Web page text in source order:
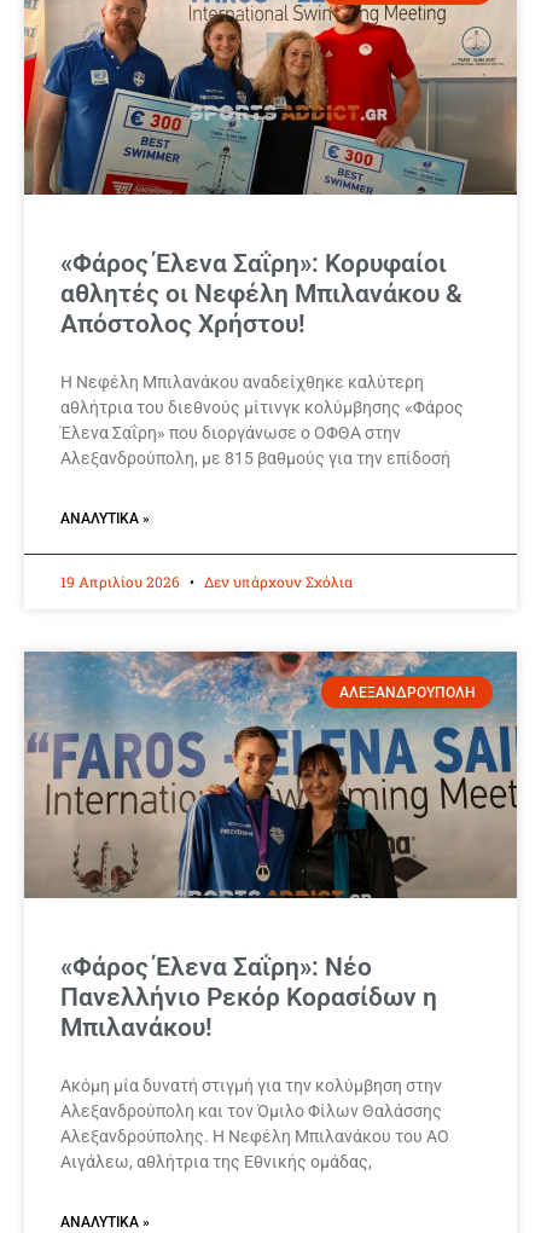
«Φάρος Έλενα Σαΐρη»: Κορυφαίοι
αθλητές οι Νεφέλη Μπιλανάκου &
Απόστολος Χρήστου!
Η Νεφέλη Μπιλανάκου αναδείχθηκε καλύτερη
αθλήτρια του διεθνούς μίτινγκ κολύμβησης «Φάρος
Έλενα Σαΐρη» που διοργάνωσε ο ΟΦΘΑ στην
Αλεξανδρούπολη, με 815 βαθμούς για την επίδοσή
ΑΝΑΛΥΤΙΚΆ »
19 Απριλίου 2026 Δεν υπάρχουν Σχόλια
ΑΛΕΞΑΝΔΡΟΥΠΟΛΗ
«Φάρος Έλενα Σαΐρη»: Νέο
Πανελλήνιο Ρεκόρ Κορασίδων η
Μπιλανάκου!
Ακόμη μία δυνατή στιγμή για την κολύμβηση στην
Αλεξανδρούπολη και τον Όμιλο Φίλων Θαλάσσης
Αλεξανδρούπολης. Η Νεφέλη Μπιλανάκου του ΑΟ
Αιγάλεω, αθλήτρια της Εθνικής ομάδας,
ΑΝΑΛΥΤΙΚΆ »